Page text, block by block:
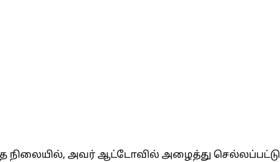
நிலையில், அவர் ஆட்டோவில் அழைத்து செல்லப்பட்டு